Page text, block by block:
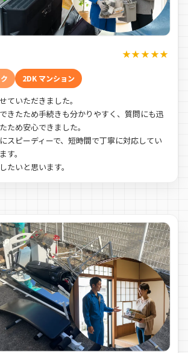
★★★★★
2DK マンション
ていただきました。
きたため手続きも分かりやすく、質問にも迅
ため安心できました。
スピーディーで、短時間で丁寧に対応してい
す。
たいと思います。